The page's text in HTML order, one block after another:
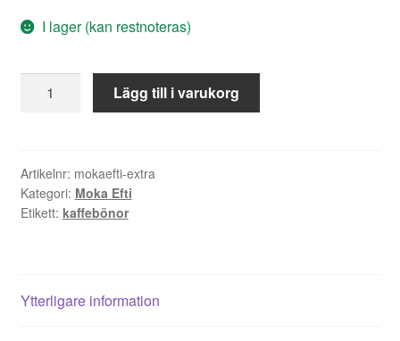
I lager (kan restnoteras)
kaffebönor
1
kg
Lägg till i varukorg
Artikelnr: mokaefti-extra
Kategori: Moka Efti
Etikett: kaffebönor
Ytterligare information